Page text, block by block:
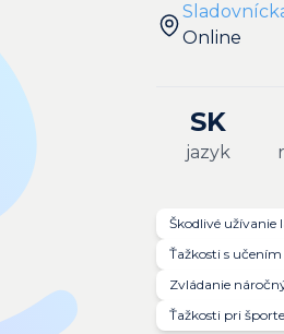
Online
SK
jazyk
Škodlivé užívanie
Ťažkosti s učením
Zvládanie
Ťažkosti pri športe